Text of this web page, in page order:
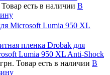
Товар есть в наличии В
Microsoft Lumia 950 XL
пленка Drobak для
Lumia 950 XL Anti-Shock
Товар есть в наличии В